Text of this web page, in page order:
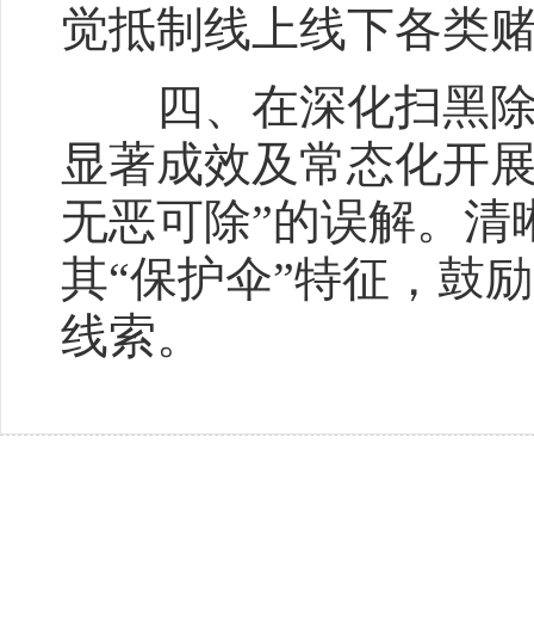
觉抵制线上线下各类
四、在深化扫黑除
显著成效及常态化开
无恶可除”的误解。清
其“保护伞”特征，鼓
线索。